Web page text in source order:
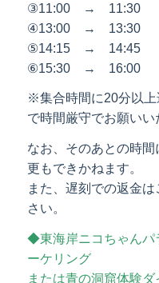
③11:00 → 11:30
④13:00 → 13:30
⑤14:15 → 14:45
⑥15:30 → 16:00
※集合時間に20分以
で時間厳守でお願いい
なお、そのあとの時
更もできかねます。
また、遅刻での返金
さい。
◆東海岸ニコちゃんパ
ーケリング
または青の洞窟体験